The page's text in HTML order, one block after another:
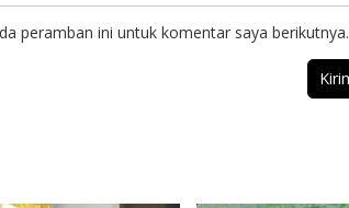
peramban ini untuk komentar saya berikutnya.